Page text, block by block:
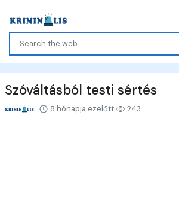
Szóváltásból testi sértés
8 hónapja ezelőtt 243